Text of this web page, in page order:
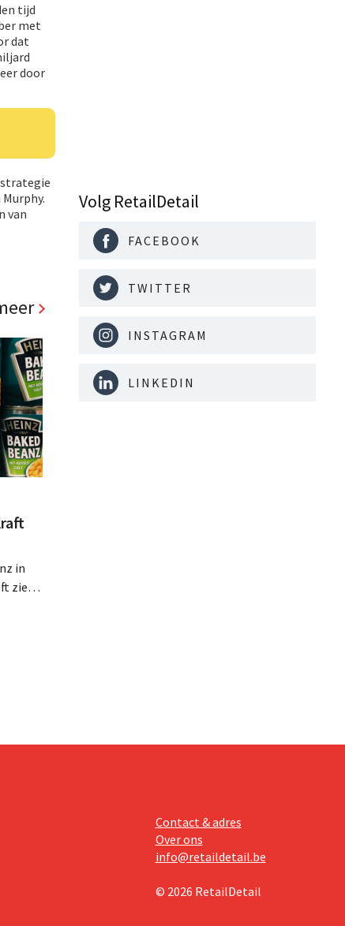
tijd
met
dat
door
van
in
zien
Volg RetailDetail
FACEBOOK
TWITTER
INSTAGRAM
LINKEDIN
Contact & adres
Over ons
info@retaildetail.be
© 2026 RetailDetail